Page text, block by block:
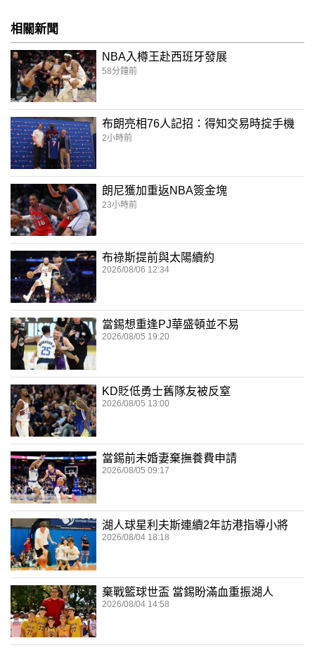
相關新聞
NBA入樽王赴西班牙發展
58分鐘前
布朗亮相76人記招：得知交易時掟手機
2小時前
朗尼獲加重返NBA簽金塊
23小時前
布祿斯提前與太陽續約
2026/08/06 12:34
當錫想重逢PJ華盛頓並不易
2026/08/05 19:20
KD貶低勇士舊隊友被反窒
2026/08/05 13:00
當錫前未婚妻棄撫養費申請
2026/08/05 09:17
湖人球星利夫斯連續2年訪港指導小將
2026/08/04 18:18
棄戰籃球世盃 當錫盼滿血重振湖人
2026/08/04 14:58